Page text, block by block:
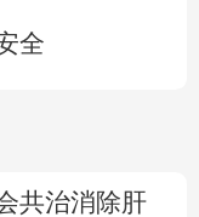
全
共治消除肝